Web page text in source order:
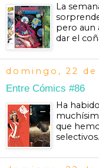
La
pero aun
dar el
domingo, 22
Entre Cómics #86
Ha
que